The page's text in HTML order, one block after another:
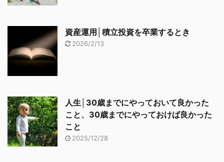
資産運用│積立投資を卒業するとき
2026/2/13
人生│30歳までにやっておいて良かった
こと、30歳までにやっておけば良かった
こと
2025/12/28